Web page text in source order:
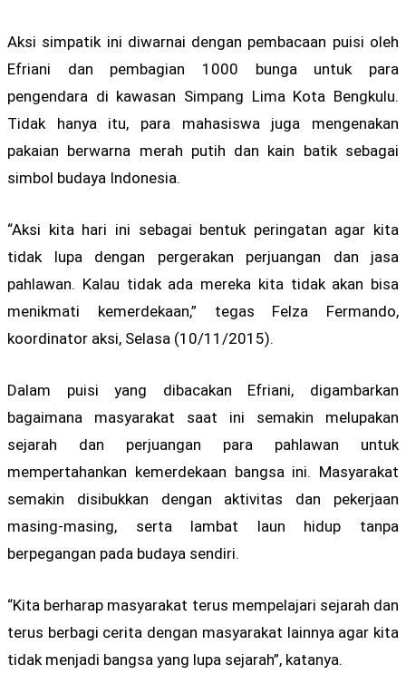
Aksi simpatik ini diwarnai dengan pembacaan puisi oleh
Efriani dan pembagian 1000 bunga untuk para
pengendara di kawasan Simpang Lima Kota Bengkulu.
Tidak hanya itu, para mahasiswa juga mengenakan
pakaian berwarna merah putih dan kain batik sebagai
simbol budaya Indonesia.
“Aksi kita hari ini sebagai bentuk peringatan agar kita
tidak lupa dengan pergerakan perjuangan dan jasa
pahlawan. Kalau tidak ada mereka kita tidak akan bisa
menikmati kemerdekaan,” tegas Felza Fermando,
koordinator aksi, Selasa (10/11/2015).
Dalam puisi yang dibacakan Efriani, digambarkan
bagaimana masyarakat saat ini semakin melupakan
sejarah dan perjuangan para pahlawan untuk
mempertahankan kemerdekaan bangsa ini. Masyarakat
semakin disibukkan dengan aktivitas dan pekerjaan
masing-masing, serta lambat laun hidup tanpa
berpegangan pada budaya sendiri.
“Kita berharap masyarakat terus mempelajari sejarah dan
terus berbagi cerita dengan masyarakat lainnya agar kita
tidak menjadi bangsa yang lupa sejarah”, katanya.